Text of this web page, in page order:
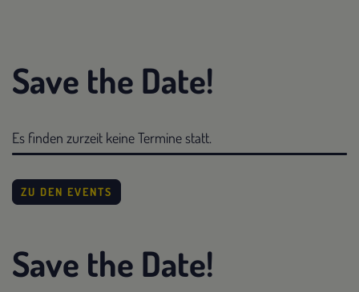
Save the Date!
Es finden zurzeit keine Termine statt.
ZU DEN EVENTS
Save the Date!